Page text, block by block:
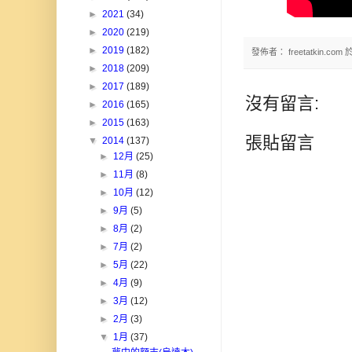
發佈者： freetatkin.com 於
沒有留言:
張貼留言
► 2021 (34)
► 2020 (219)
► 2019 (182)
► 2018 (209)
► 2017 (189)
► 2016 (165)
► 2015 (163)
▼ 2014 (137)
► 12月(25)
► 11月(8)
► 10月(12)
►9月(5)
►8月(2)
►7月(2)
►5月(22)
►4月(9)
►3月(12)
►2月(3)
▼ 1月(37)